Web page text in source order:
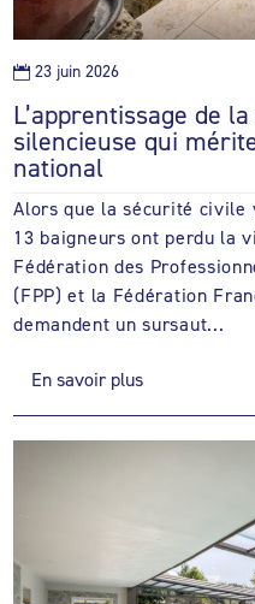
L’apprentissage de
silencieuse qui
national
Alors que la sécurité civile
13 baigneurs ont perdu la
Fédération des
(FPP) et la Fédération
demandent un sursaut...
En savoir plus
 23 juin 2026